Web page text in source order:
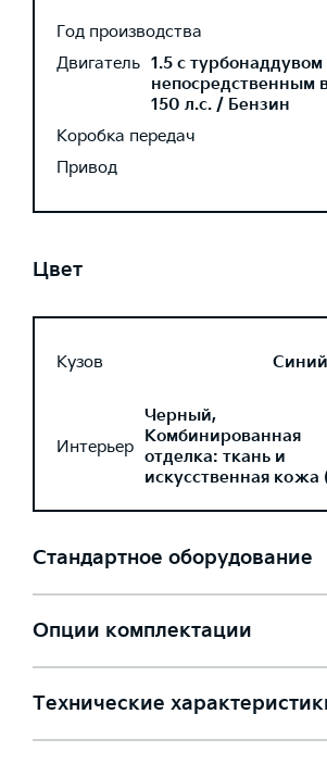
Год производства
Двигатель 1.5 с турбонаддувом
непосредственным
150 л.с. / Бензин
Коробка передач
Привод
Цвет
Кузов
Интерьер
Черный,
Комбинированная
отделка: ткань и
искусственная кожа
Стандартное оборудование
Опции комплектации
Технические